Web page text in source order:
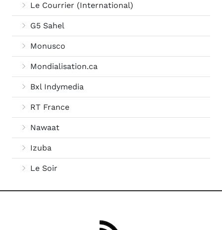
Le Courrier (International)
G5 Sahel
Monusco
Mondialisation.ca
Bxl Indymedia
RT France
Nawaat
Izuba
Le Soir